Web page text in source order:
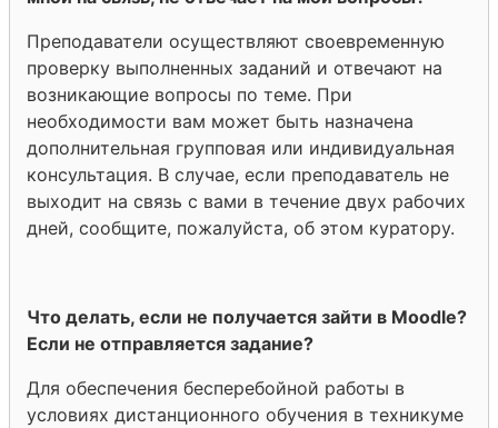
Преподаватели осуществляют своевременную
проверку выполненных заданий и отвечают на
возникающие вопросы по теме. При
необходимости вам может быть назначена
дополнительная групповая или индивидуальная
консультация. В случае, если преподаватель не
выходит на связь с вами в течение двух рабочих
дней, сообщите, пожалуйста, об этом куратору.
Что делать, если не получается зайти в Moodle?
Если не отправляется задание?
Для обеспечения бесперебойной работы в
условиях дистанционного обучения в техникуме